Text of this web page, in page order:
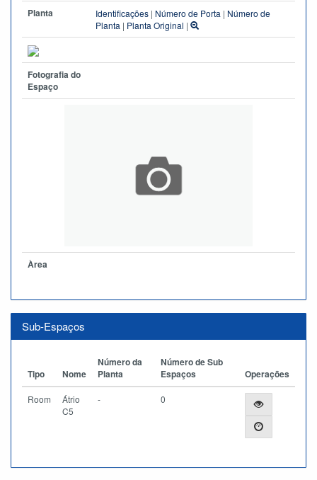
Planta
Identificações | Número de Porta | Número de
Planta | Planta Original |
Fotografia do
Espaço
Àrea
Sub-Espaços
Tipo Nome
Número da
Planta
Número de Sub
Espaços
Operações
Room
Átrio
C5
- 0